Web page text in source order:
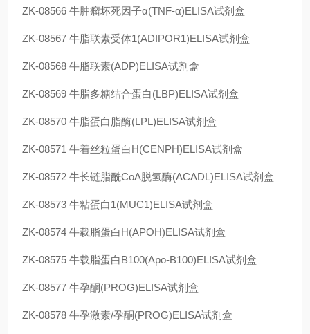
ZK-08566 牛肿瘤坏死因子α(TNF-α)ELISA试剂盒
ZK-08567 牛脂联素受体1(ADIPOR1)ELISA试剂盒
ZK-08568 牛脂联素(ADP)ELISA试剂盒
ZK-08569 牛脂多糖结合蛋白(LBP)ELISA试剂盒
ZK-08570 牛脂蛋白脂酶(LPL)ELISA试剂盒
ZK-08571 牛着丝粒蛋白H(CENPH)ELISA试剂盒
ZK-08572 牛长链脂酰CoA脱氢酶(ACADL)ELISA试剂盒
ZK-08573 牛粘蛋白1(MUC1)ELISA试剂盒
ZK-08574 牛载脂蛋白H(APOH)ELISA试剂盒
ZK-08575 牛载脂蛋白B100(Apo-B100)ELISA试剂盒
ZK-08577 牛孕酮(PROG)ELISA试剂盒
ZK-08578 牛孕激素/孕酮(PROG)ELISA试剂盒